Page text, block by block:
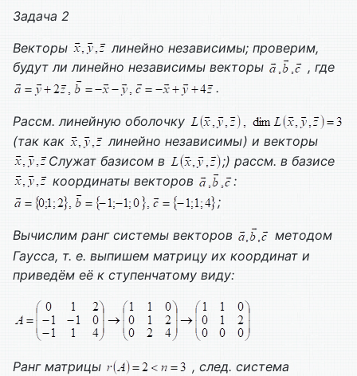
Задача 2
Векторы
линейно независимы; проверим,
будут ли линейно независимы векторы
, где
.
Рассм. линейную оболочку
(так как
линейно независимы) и векторы
Служат базисом в
;) рассм. в базисе
координаты векторов
:
;
Вычислим ранг системы векторов
методом
Гаусса, т. е. выпишем матрицу их координат и
приведём её к ступенчатому виду:
Ранг матрицы
, след. система